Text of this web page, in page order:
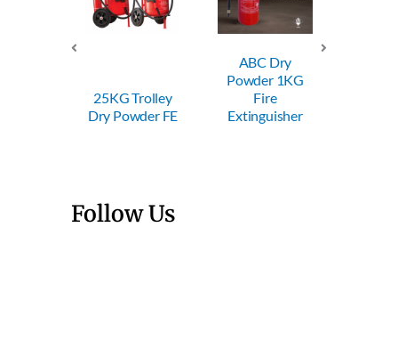
25KG Trolley
Dry Powder FE
ABC Dry
Powder 1KG
Extinguisher
Follow Us